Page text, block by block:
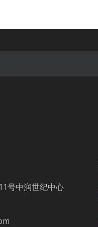
号中润世纪中心​​​​​​​